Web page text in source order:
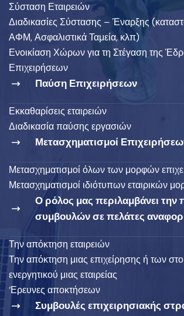
Σύσταση Εταιρειών
Διαδικασίες Σύστασης – Έναρξης
ΑΦΜ, Ασφαλιστικά Ταμεία, κλπ)
Ενοικίαση Χώρων για τη Στέγαση της
Επιχειρήσεων
Παύση Επιχειρήσεων
Εκκαθαρίσεις εταιρειών
Διαδικασία παύσης εργασιών
Μετασχηματισμοί
Μετασχηματισμοί όλων των μορφών
Μετασχηματισμοί ιδιότυπων εταιρικών
Ο ρόλος μας περιλαμβάνει την
συμβουλών σε πελάτες
Την απόκτηση εταιρειών
Την απόκτηση μιας επιχείρησης ή των
ενεργητικού μιας εταιρείας
‘Ερευνες αποκτήσεων
Συμβουλές επιχειρησιακής